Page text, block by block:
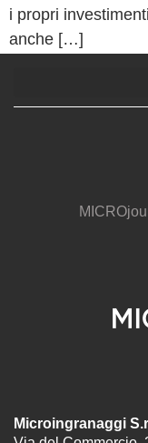
i propri
anche […]
Microingranaggi